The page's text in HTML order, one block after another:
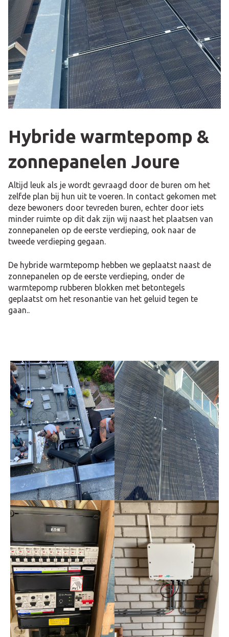
Hybride warmtepomp &
zonnepanelen Joure
Altijd leuk als je wordt gevraagd door de buren om het
zelfde plan bij hun uit te voeren. In contact gekomen met
deze bewoners door tevreden buren, echter door iets
minder ruimte op dit dak zijn wij naast het plaatsen van
zonnepanelen op de eerste verdieping, ook naar de
tweede verdieping gegaan.
De hybride warmtepomp hebben we geplaatst naast de
zonnepanelen op de eerste verdieping, onder de
warmtepomp rubberen blokken met betontegels
geplaatst om het resonantie van het geluid tegen te
gaan..